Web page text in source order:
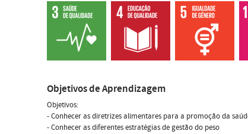
Objetivos de Aprendizagem
Objetivos:
- Conhecer as diretrizes alimentares para a promoção da
- Conhecer as diferentes estratégias de gestão do peso